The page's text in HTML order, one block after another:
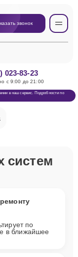
звонок
023-83-23
с 9:00 до 21:00
в наш сервис. Подробности по
систем
по
в ближайшее